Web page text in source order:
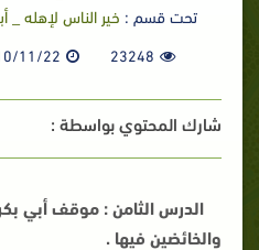
تحت قسم : خير الناس لإهله
23248
11/22
شارك المحتوي بواسطة :
الدرس الثامن : موقف أبي
والخائضين فيها .